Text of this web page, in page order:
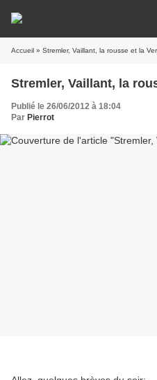
Accueil » Stremler, Vaillant, la rousse et la
Stremler, Vaillant, la
Publié le 26/06/2012 à 18:04
Par Pierrot